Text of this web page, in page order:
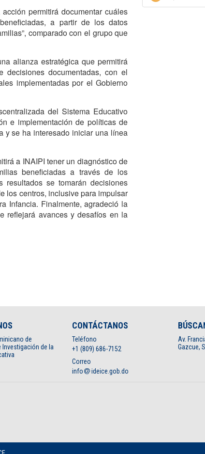
permitirá documentar cuáles
a partir de los datos
comparado con el grupo que
alianza estratégica que permitirá
documentadas, con el
implementadas por el Gobierno
del Sistema Educativo
e implementación de políticas de
y se ha interesado iniciar una línea
a INAIPI tener un diagnóstico de
beneficiadas a través de los
resultados se tomarán decisiones
los centros, inclusive para impulsar
Infancia. Finalmente, agradeció la
reflejará avances y desafíos en la
de
Investigación de la
CONTÁCTANOS
Teléfono
+1 (809) 686-7152
Correo
info
ideice.gob.do
Av.
Gazcue,